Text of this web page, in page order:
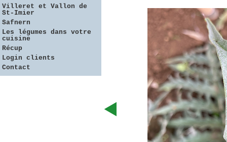
Villeret et Vallon de
St-Imier
Safnern
Les légumes dans votre
cuisine
Récup
Login clients
Contact